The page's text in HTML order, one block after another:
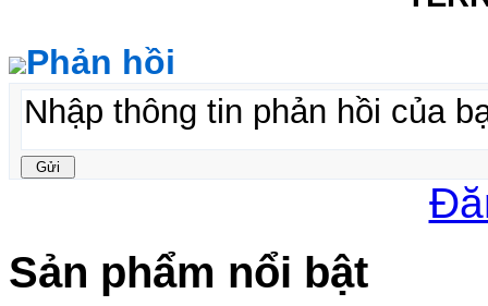
Phản hồi
Sản phẩm nổi bật